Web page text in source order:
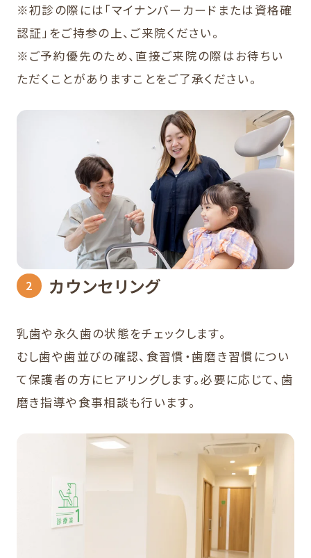
※初診の際には「マイナンバーカードまたは資格確
認証」をご持参の上、ご来院ください。
※ご予約優先のため、直接ご来院の際はお待ちい
ただくことがありますことをご了承ください。
カウンセリング
乳歯や永久歯の状態をチェックします。
むし歯や歯並びの確認、食習慣・歯磨き習慣につい
て保護者の方にヒアリングします。必要に応じて、歯
磨き指導や食事相談も行います。